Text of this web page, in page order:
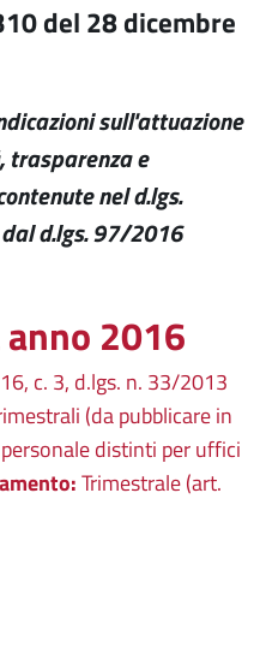
del 28 dicembre
sull'attuazione
e
nel d.lgs.
d.lgs. 97/2016
2016
c. 3, d.lgs. n. 33/2013
(da pubblicare in
distinti per uffici
Trimestrale (art.